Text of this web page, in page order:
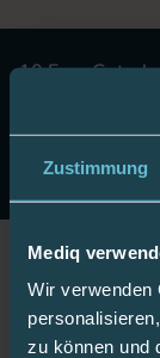
Zustimmung
Mediq
Wir verwenden
zu können und
10 Euro
& erhalten Sie
Ihre nächste